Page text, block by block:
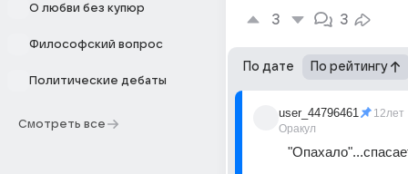
О любви без купюр
Философский вопрос
Политические дебаты
Смотреть все
3 3
По дате По рейтингу
user_44796461
Оракул
12лет